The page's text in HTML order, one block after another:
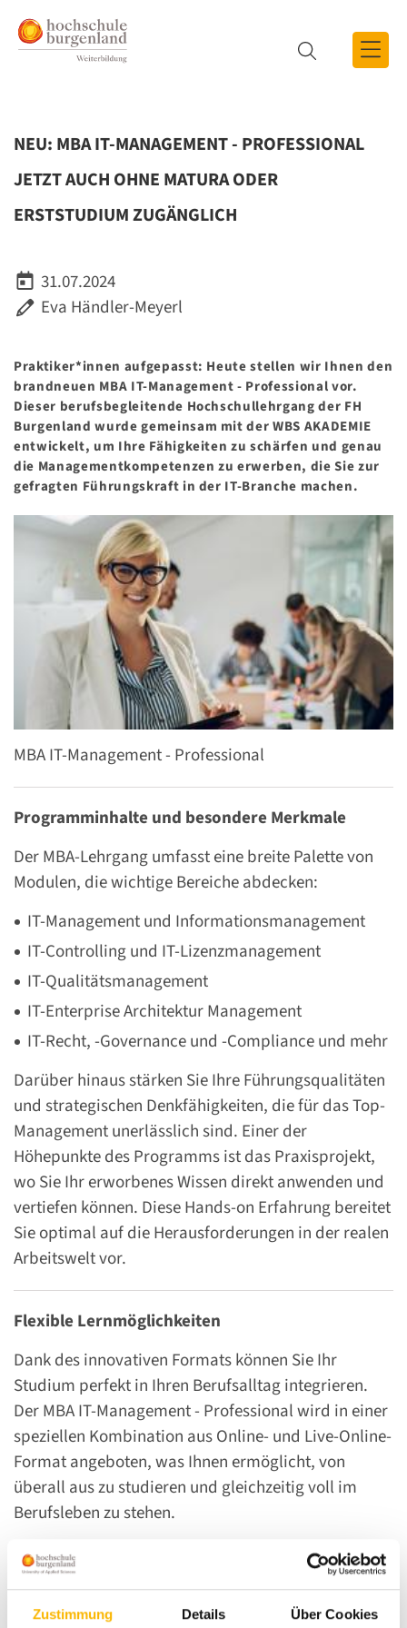
Zustimmung Details Über Cookies
NEU: MBA IT-MANAGEMENT - PROFESSIONAL
JETZT AUCH OHNE MATURA ODER
ERSTSTUDIUM ZUGÄNGLICH
31.07.2024
Eva Händler-Meyerl
Praktiker*innen aufgepasst: Heute stellen wir Ihnen den
brandneuen MBA IT-Management - Professional vor.
Dieser berufsbegleitende Hochschullehrgang der FH
Burgenland wurde gemeinsam mit der WBS AKADEMIE
entwickelt, um Ihre Fähigkeiten zu schärfen und genau
die Managementkompetenzen zu erwerben, die Sie zur
gefragten Führungskraft in der IT-Branche machen.
MBA IT-Management - Professional
Programminhalte und besondere Merkmale
Der MBA-Lehrgang umfasst eine breite Palette von
Modulen, die wichtige Bereiche abdecken:
IT-Management und Informationsmanagement
IT-Controlling und IT-Lizenzmanagement
IT-Qualitätsmanagement
IT-Enterprise Architektur Management
IT-Recht, -Governance und -Compliance und mehr
Darüber hinaus stärken Sie Ihre Führungsqualitäten
und strategischen Denkfähigkeiten, die für das Top-
Management unerlässlich sind. Einer der
Höhepunkte des Programms ist das Praxisprojekt,
wo Sie Ihr erworbenes Wissen direkt anwenden und
vertiefen können. Diese Hands-on Erfahrung bereitet
Sie optimal auf die Herausforderungen in der realen
Arbeitswelt vor.
Flexible Lernmöglichkeiten
Dank des innovativen Formats können Sie Ihr
Studium perfekt in Ihren Berufsalltag integrieren.
Der MBA IT-Management - Professional wird in einer
speziellen Kombination aus Online- und Live-Online-
Format angeboten, was Ihnen ermöglicht, von
überall aus zu studieren und gleichzeitig voll im
Berufsleben zu stehen.
Wer sollte sich bewerben?
Die Zielgruppen für das MBA-Programm sind u.a.: